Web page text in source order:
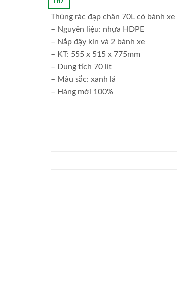
Thùng rác đạp chân 70L có bánh xe
– Nguyên liệu: nhựa HDPE
– Nắp đậy kín và 2 bánh xe
– KT: 555 x 515 x 775mm
– Dung tích 70 lít
– Màu sắc: xanh lá
– Hàng mới 100%